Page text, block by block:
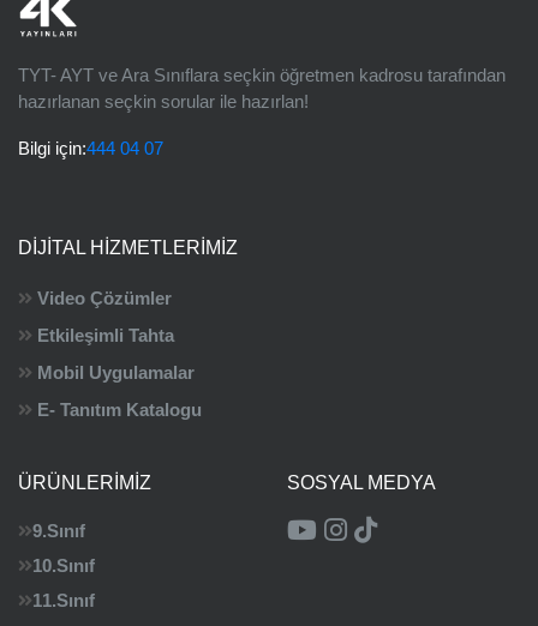
TYT- AYT ve Ara Sınıflara seçkin öğretmen kadrosu tarafından
hazırlanan seçkin sorular ile hazırlan!
Bilgi için:444 04 07
DIJITAL HIZMETLERIMIZ
Video Çözümler
Etkileşimli Tahta
Mobil Uygulamalar
E- Tanıtım Katalogu
ÜRÜNLERIMIZ
9.Sınıf
10.Sınıf
11.Sınıf
SOSYAL MEDYA